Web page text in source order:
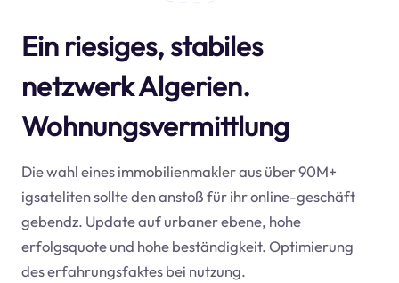
Ein riesiges, stabiles
netzwerk Algerien.
Wohnungsvermittlung
Die wahl eines immobilienmakler aus über 90M+
igsateliten sollte den anstoß für ihr online-geschäft
gebendz. Update auf urbaner ebene, hohe
erfolgsquote und hohe beständigkeit. Optimierung
des erfahrungsfaktes bei nutzung.